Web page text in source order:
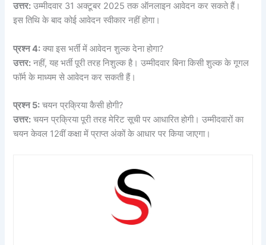
उत्तर: उम्मीदवार 31 अक्टूबर 2025 तक ऑनलाइन आवेदन कर सकते हैं।
इस तिथि के बाद कोई आवेदन स्वीकार नहीं होगा।
प्रश्न 4: क्या इस भर्ती में आवेदन शुल्क देना होगा?
उत्तर: नहीं, यह भर्ती पूरी तरह निशुल्क है। उम्मीदवार बिना किसी शुल्क के गूगल
फॉर्म के माध्यम से आवेदन कर सकती हैं।
प्रश्न 5: चयन प्रक्रिया कैसी होगी?
उत्तर: चयन प्रक्रिया पूरी तरह मेरिट सूची पर आधारित होगी। उम्मीदवारों का
चयन केवल 12वीं कक्षा में प्राप्त अंकों के आधार पर किया जाएगा।